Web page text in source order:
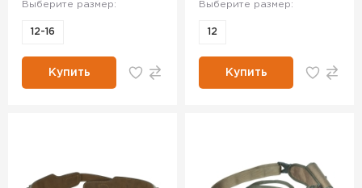
Выберите размер:
12-16
Купить
Выберите размер:
12
Купить